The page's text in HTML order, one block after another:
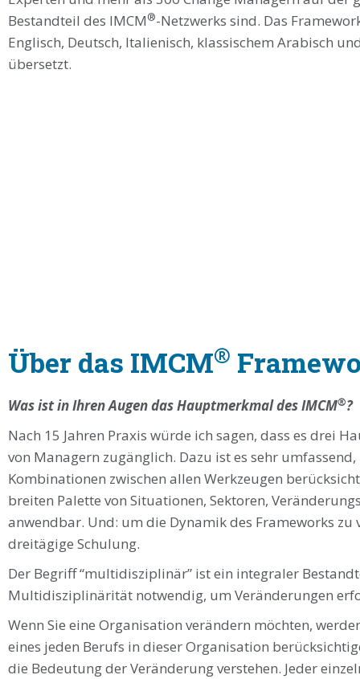
Bestandteil des IMCM®-Netzwerks sind. Das
Englisch, Deutsch, Italienisch, klassischem Arabisch
übersetzt.
Über das IMCM®
Was ist in Ihren Augen das Hauptmerkmal des IMCM®?
Nach 15 Jahren Praxis würde ich sagen, dass es drei
von Managern zugänglich. Dazu ist es sehr
Kombinationen zwischen allen Werkzeugen
breiten Palette von Situationen, Sektoren,
anwendbar. Und: um die Dynamik des Frameworks zu
dreitägige Schulung.
Der Begriff “multidisziplinär” ist ein integraler
Multidisziplinärität notwendig, um Veränderungen
Wenn Sie eine Organisation verändern möchten,
eines jeden Berufs in dieser Organisation
die Bedeutung der Veränderung verstehen. Jeder